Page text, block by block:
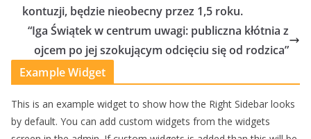
kontuzji, będzie nieobecny przez 1,5 roku.
“Iga Świątek w centrum uwagi: publiczna kłótnia z
ojcem po jej szokującym odcięciu się od rodzica”
Example Widget
This is an example widget to show how the Right Sidebar looks
by default. You can add custom widgets from the widgets